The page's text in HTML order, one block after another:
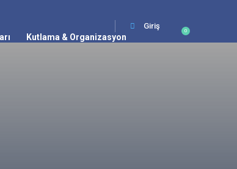
0
Giriş
Kutlama & Organizasyon